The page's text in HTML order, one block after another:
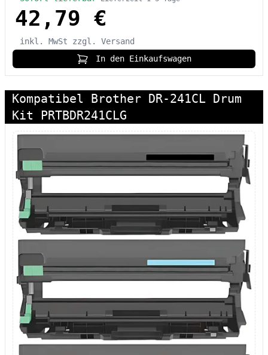
42,79 €
inkl. MwSt
zzgl. Versand
In den Einkaufswagen
Kompatibel Brother DR-241CL Drum
Kit PRTBDR241CLG